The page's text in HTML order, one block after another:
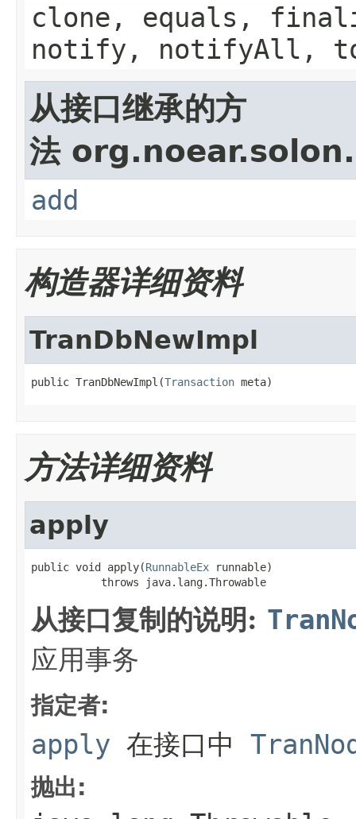
clone, equals,
notify, notifyAll,
从接口继承的方
法
add
构造器详细资料
TranDbNewImpl
public TranDbNewImpl(Transaction meta)
方法详细资料
apply
public void apply(RunnableEx runnable)
           throws java.lang.Throwable
从接口复制的说明:
应用事务
指定者:
apply 在接口中
抛出: